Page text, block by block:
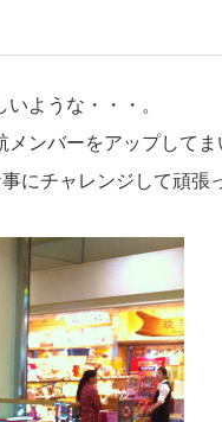
ような・・・。
ンバーをアップして
にチャレンジして頑張